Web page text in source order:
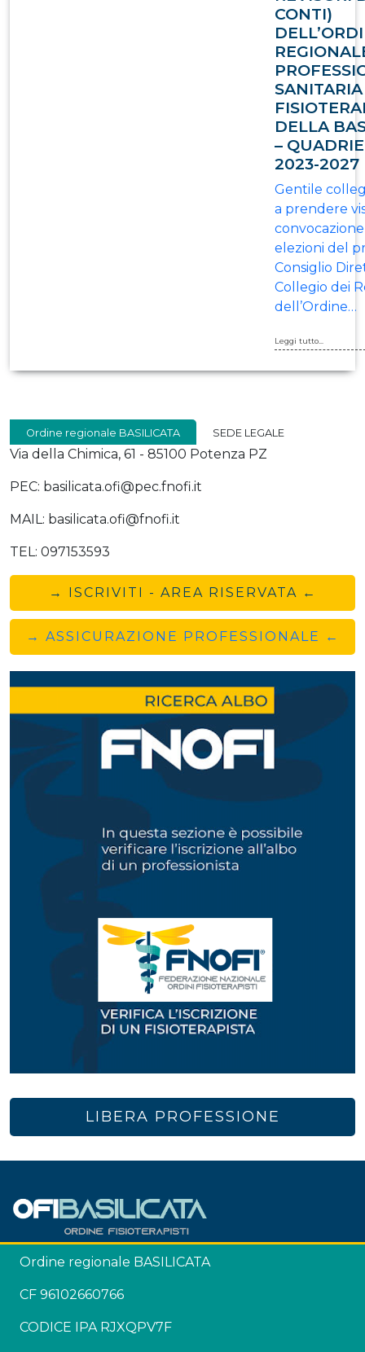
CONTI)
DELLA
–
2023-2027
Gentile
a prendere
elezioni del
Consiglio
Collegio dei
dell’Ordine…
Leggi tutto...
Ordine regionale BASILICATA SEDE LEGALE
Via della Chimica, 61 - 85100 Potenza PZ
PEC: basilicata.ofi@pec.fnofi.it
MAIL: basilicata.ofi@fnofi.it
TEL: 097153593
→ ISCRIVITI - AREA RISERVATA ←
→ ASSICURAZIONE PROFESSIONALE ←
LIBERA PROFESSIONE
Ordine regionale BASILICATA
CF 96102660766
CODICE IPA RJXQPV7F